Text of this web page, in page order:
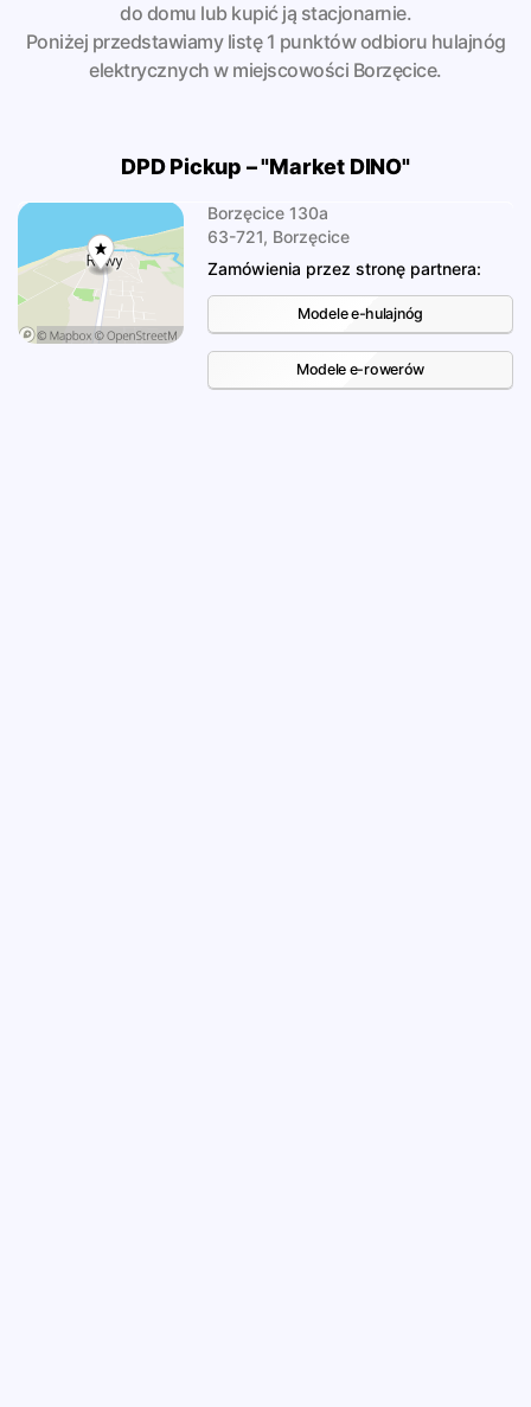
do domu lub kupić ją stacjonarnie.
Poniżej przedstawiamy listę 1 punktów odbioru hulajnóg
elektrycznych w miejscowości Borzęcice.
DPD Pickup – "Market DINO"
Borzęcice 130a
63-721, Borzęcice
Zamówienia przez stronę partnera:
Modele e-hulajnóg
Modele e-rowerów